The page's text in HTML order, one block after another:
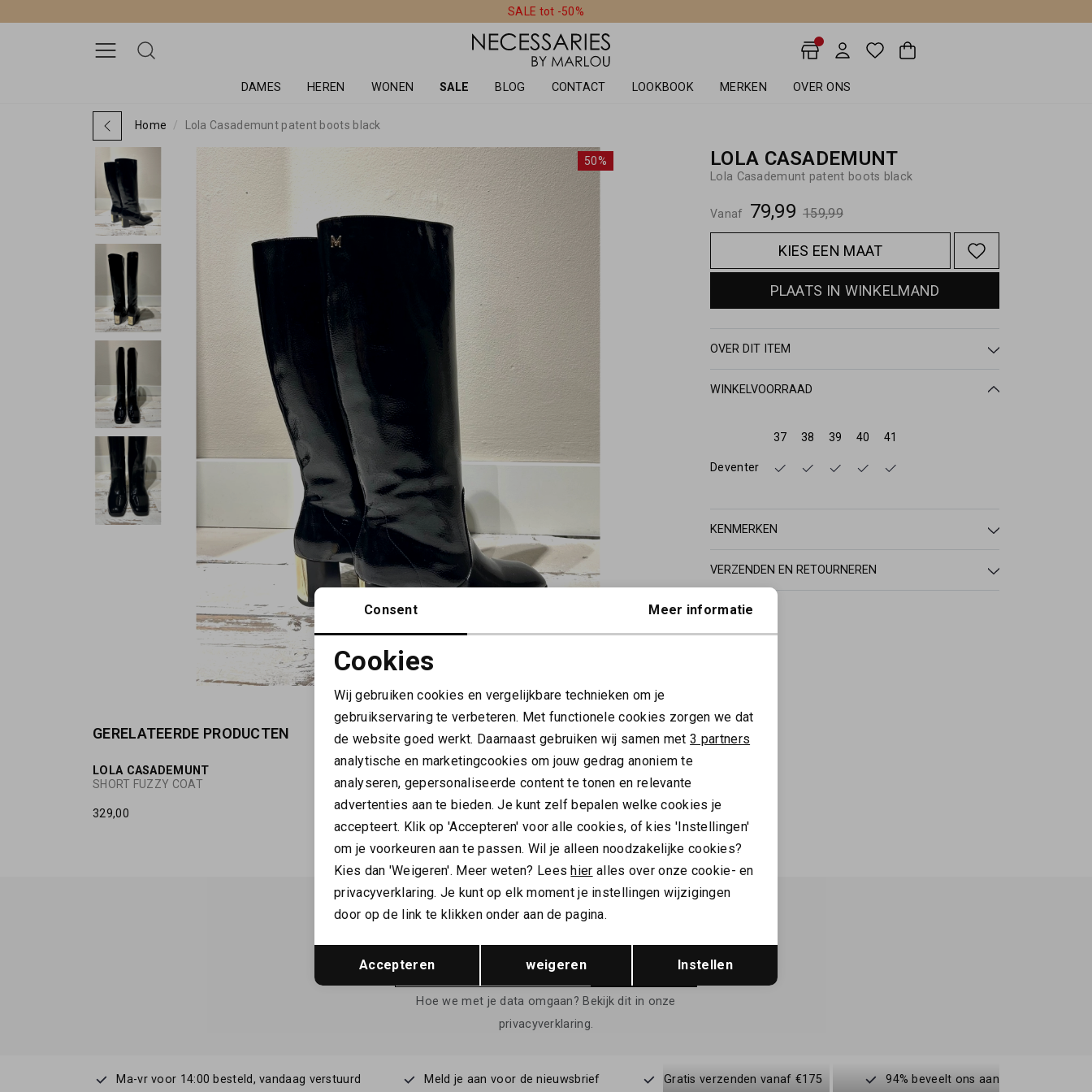
SALE tot -50%
DAMES HEREN WONEN SALE BLOG CONTACT LOOKBOOK MERKEN OVER ONS
Home Lola Casademunt patent boots black
50% LOLA CASADEMUNT
Lola Casademunt patent boots black
Vanaf 79,99 159,99
KIES EEN MAAT
PLAATS IN WINKELMAND
OVER DIT ITEM
WINKELVOORRAAD
37 38 39 40 41
Deventer
KENMERKEN
VERZENDEN EN RETOURNEREN
GERELATEERDE PRODUCTEN
LOLA CASADEMUNT
SHORT FUZZY COAT
329,00
SALE
LOLA CASADEMUNT
Lola Casademunt Rosette bag
59,60 149,00
ALTIJD ALS EERSTE OP DE HOOGTE ZIJN?
AANMELDEN
Hoe we met je data omgaan? Bekijk dit in onze
privacyverklaring.
Ma-vr voor 14:00 besteld, vandaag verstuurd Meld je aan voor de nieuwsbrief Gratis verzenden vanaf €175 94% beveelt ons aan
Noodzakelijke cookies
Analytische cookies Marketing cookies
Terug Opslaan
Consent Meer informatie
Cookies
Wij gebruiken cookies en vergelijkbare technieken om je
gebruikservaring te verbeteren. Met functionele cookies zorgen we dat
de website goed werkt. Daarnaast gebruiken wij samen met3 partners
analytische en marketingcookies om jouw gedrag anoniem te
analyseren, gepersonaliseerde content te tonen en relevante
advertenties aan te bieden. Je kunt zelf bepalen welke cookies je
accepteert. Klik op 'Accepteren' voor alle cookies, of kies 'Instellingen'
om je voorkeuren aan te passen. Wil je alleen noodzakelijke cookies?
Kies dan 'Weigeren'. Meer weten? Leeshier alles over onze cookie- en
privacyverklaring. Je kunt op elk moment je instellingen wijzigingen
door op de link te klikken onder aan de pagina.
Accepteren weigeren Instellen